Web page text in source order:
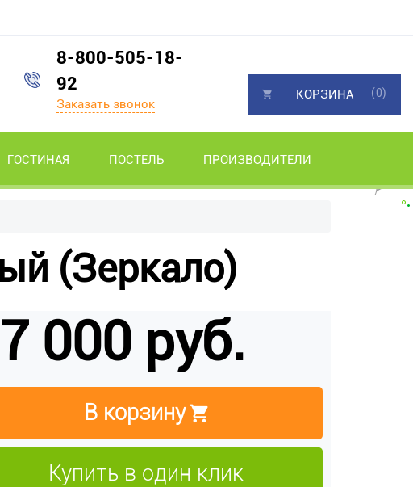
8-800-505-18-
92
Заказать звонок
ГОСТИНАЯ ПОСТЕЛЬ ПРОИЗВОДИТЕЛИ
КОРЗИНА (0)
(Зеркало)
000 руб.
В корзину
Купить в один клик